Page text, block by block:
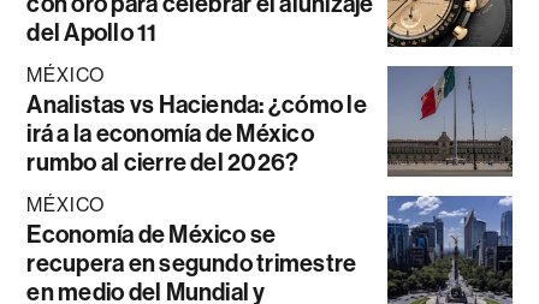
del Apollo 11
MÉXICO
Analistas vs Hacienda: ¿cómo le
irá a la economía de México
rumbo al cierre del 2026?
MÉXICO
Economía de México se
recupera en segundo trimestre
en medio del Mundial y